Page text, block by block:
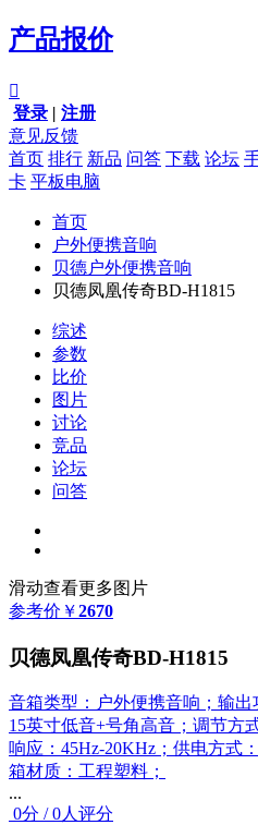
产品报价

登录 | 注册
意见反馈
首页 排行 新品 问答 下载 论坛
卡 平板电脑
首页
户外便携音响
贝德户外便携音响
贝德凤凰传奇BD-H1815
综述
参数
比价
图片
讨论
竞品
论坛
问答
滑动查看更多图片
参考价 ￥2670
贝德凤凰传奇BD-H1815
音箱类型：户外便携音响；输出
15英寸低音+号角高音；调节方
响应：45Hz-20KHz；供电方式
箱材质：工程塑料；
...
0分 /0人评分